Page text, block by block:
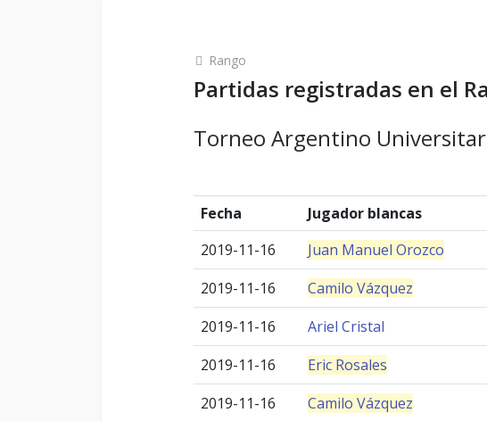
Rango
Partidas registradas en el
Torneo Argentino
Fecha Jugador blancas
2019-11-16
Juan Manuel Orozco
2019-11-16
Camilo Vázquez
2019-11-16
Ariel Cristal
2019-11-16
Eric Rosales
2019-11-16
Camilo Vázquez